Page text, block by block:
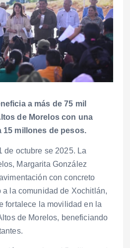
a más de 75 mil
de Morelos con una
millones de pesos.
de octubre se 2025. La
Margarita González
con concreto
la comunidad de Xochitlán,
fortalece la movilidad en la
de Morelos, beneficiando